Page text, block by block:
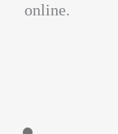
online.